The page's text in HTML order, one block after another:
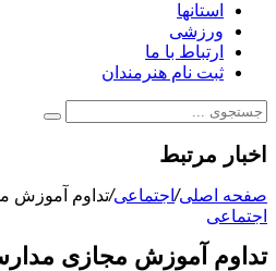
استانها
ورزشی
ارتباط با ما
ثبت نام هنرمندان
اخبار مرتبط
صفحه اصلی/اجتماعی/تداوم آموزش
اجتماعی
تداوم آموزش مجازی مدارس